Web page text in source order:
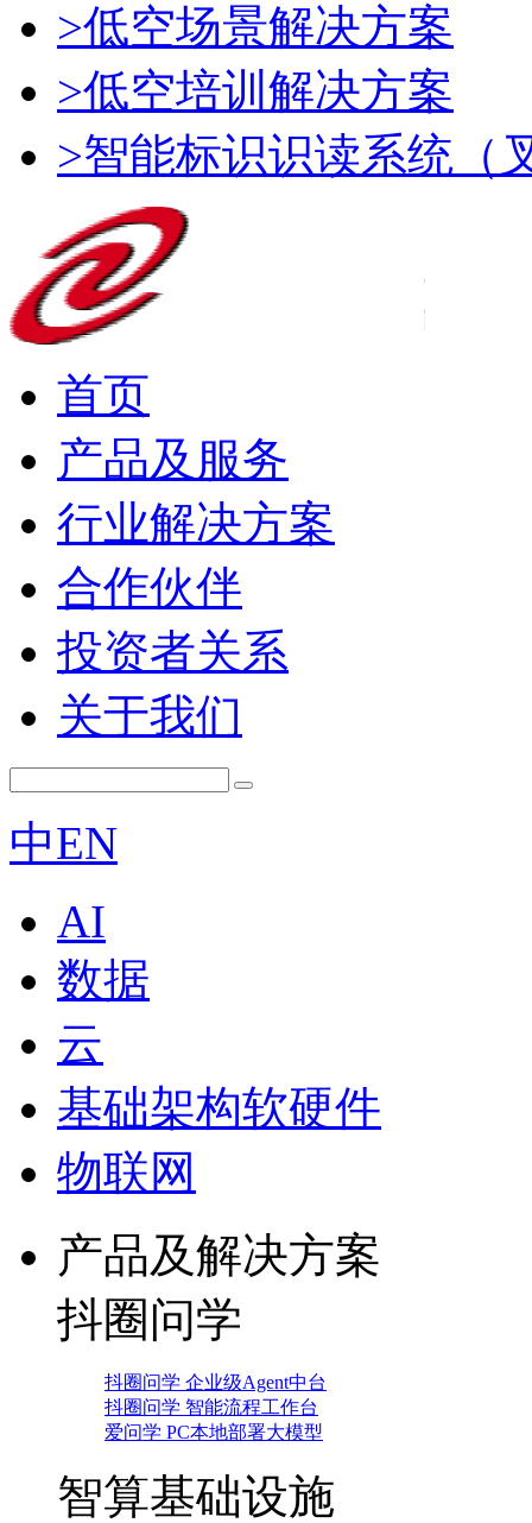
>低空场景解决方案
>低空培训解决方案
>智能标识识读系统（
首页
产品及服务
行业解决方案
合作伙伴
投资者关系
关于我们
中EN
AI
数据
云
基础架构软硬件
物联网
产品及解决方案
抖圈问学
抖圈问学 企业级Agent中台
抖圈问学 智能流程工作台
爱问学 PC本地部署大模型
智算基础设施